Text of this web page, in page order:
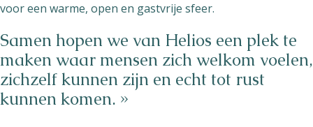
voor een warme, open en gastvrije sfeer.
Samen hopen we van Helios een plek te
maken waar mensen zich welkom voelen,
zichzelf kunnen zijn en echt tot rust
kunnen komen. »